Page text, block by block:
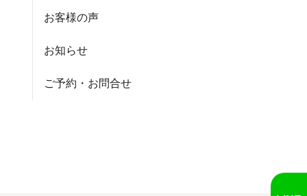
お客様の声
お知らせ
ご予約・お問合せ